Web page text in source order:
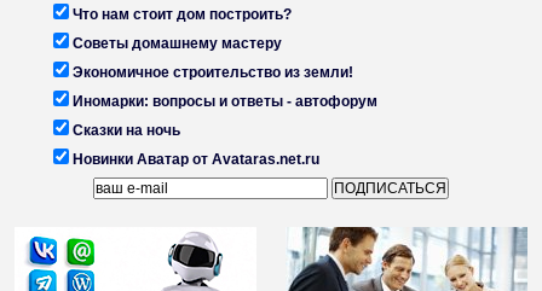
Что нам стоит дом построить?
Советы домашнему мастеру
Экономичное строительство из земли!
Иномарки: вопросы и ответы - автофорум
Сказки на ночь
Новинки Аватар от Avataras.net.ru